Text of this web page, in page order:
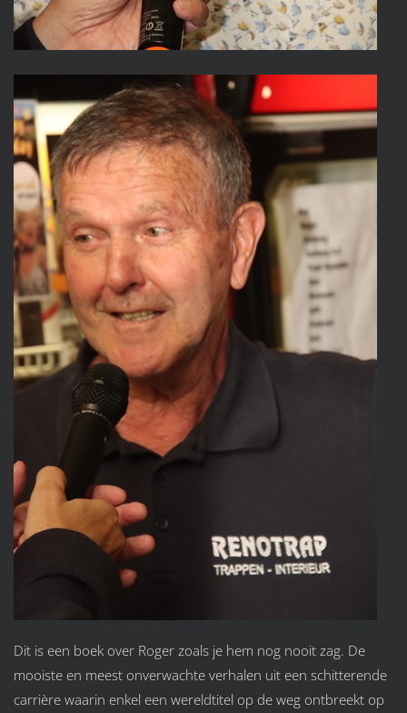
Dit is een boek over Roger zoals je hem nog nooit zag. De
mooiste en meest onverwachte verhalen uit een schitterende
carrière waarin enkel een wereldtitel op de weg ontbreekt op